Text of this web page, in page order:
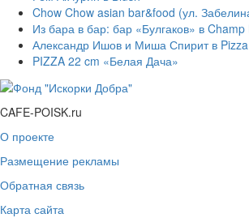
Chow Chow asian bar&food (ул.
Из бара в бар: бар «Булгаков» в
Александр Ишов и Миша Спирит в
PIZZA 22 cm «Белая Дача»
CAFE-POISK.ru
О проекте
Размещение рекламы
Обратная связь
Карта сайта